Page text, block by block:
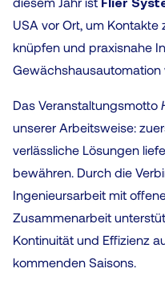
USA vor Ort, um Kontakte
knüpfen und praxisnahe
Gewächshausautomation
Das Veranstaltungsmotto
unserer Arbeitsweise:
verlässliche Lösungen
bewähren. Durch die
Ingenieursarbeit mit
Zusammenarbeit
Kontinuität und Effizienz
kommenden Saisons.